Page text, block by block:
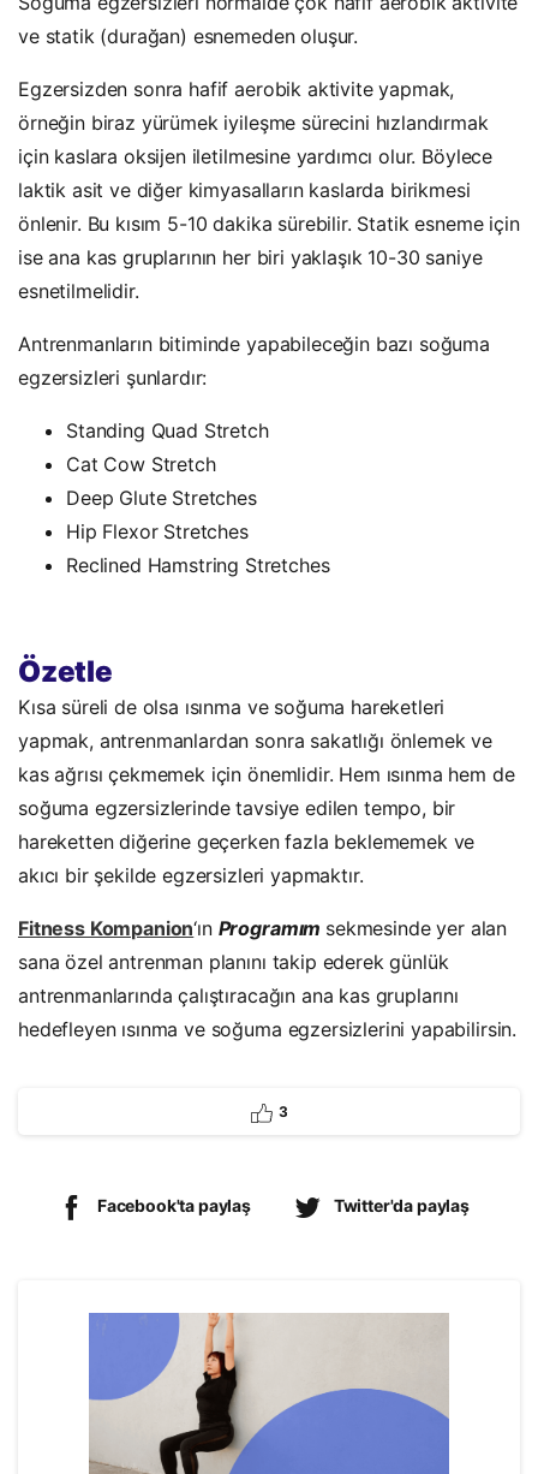
ve statik (durağan) esnemeden oluşur.
Egzersizden sonra hafif aerobik aktivite yapmak,
örneğin biraz yürümek iyileşme sürecini hızlandırmak
için kaslara oksijen iletilmesine yardımcı olur. Böylece
laktik asit ve diğer kimyasalların kaslarda birikmesi
önlenir. Bu kısım 5-10 dakika sürebilir. Statik esneme için
ise ana kas gruplarının her biri yaklaşık 10-30 saniye
esnetilmelidir.
Antrenmanların bitiminde yapabileceğin bazı soğuma
egzersizleri şunlardır:
Standing Quad Stretch
Cat Cow Stretch
Deep Glute Stretches
Hip Flexor Stretches
Reclined Hamstring Stretches
Özetle
Kısa süreli de olsa ısınma ve soğuma hareketleri
yapmak, antrenmanlardan sonra sakatlığı önlemek ve
kas ağrısı çekmemek için önemlidir. Hem ısınma hem de
soğuma egzersizlerinde tavsiye edilen tempo, bir
hareketten diğerine geçerken fazla beklememek ve
akıcı bir şekilde egzersizleri yapmaktır.
Fitness Kompanion‘ın Programım sekmesinde yer alan
sana özel antrenman planını takip ederek günlük
antrenmanlarında çalıştıracağın ana kas gruplarını
hedefleyen ısınma ve soğuma egzersizlerini yapabilirsin.
3
Facebook'ta paylaş Twitter'da paylaş